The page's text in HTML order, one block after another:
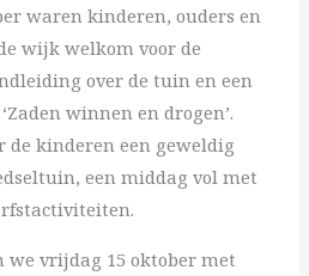
waren kinderen, ouders en
wijk welkom voor de
over de tuin en een
winnen en drogen’.
de kinderen een geweldig
een middag vol met
vrijdag 15 oktober met